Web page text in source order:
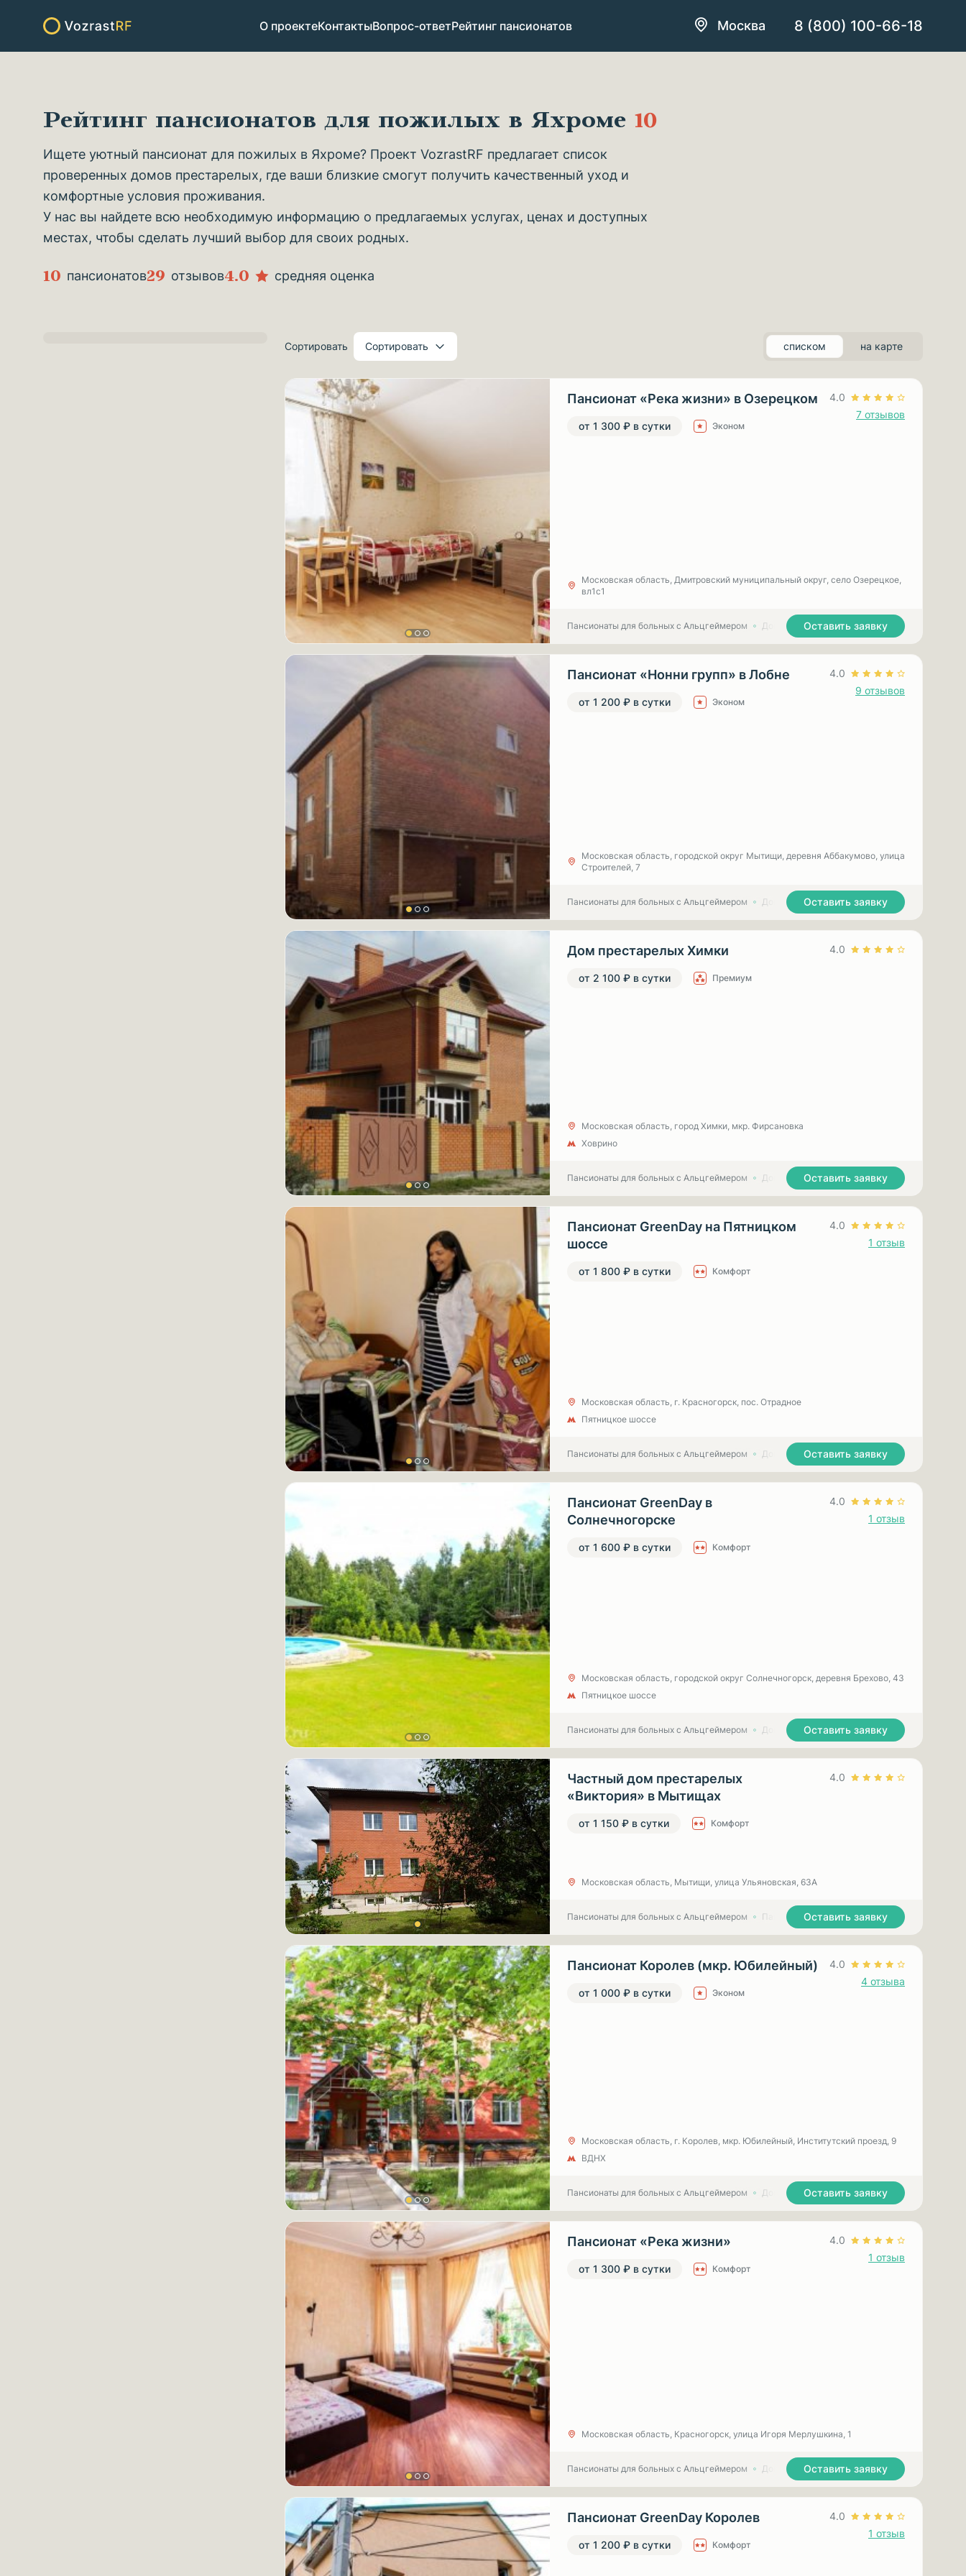
О проектеКонтактыВопрос-ответРейтинг пансионатов Москва 8 (800) 100-66-18
Рейтинг пансионатов для пожилых в Яхроме 10
Ищете уютный пансионат для пожилых в Яхроме? Проект VozrastRF предлагает список
проверенных домов престарелых, где ваши близкие смогут получить качественный уход и
комфортные условия проживания.
У нас вы найдете всю необходимую информацию о предлагаемых услугах, ценах и доступных
местах, чтобы сделать лучший выбор для своих родных.
10 пансионатов29 отзывов4.0 средняя оценка
Сортировать Сортировать списком на карте
Пансионат «Река жизни» в Озерецком
4.0
7 отзывов
от 1 300 ₽ в сутки
Эконом
Московская область, Дмитровский муниципальный округ, село Озерецкое,
вл1с1
Пансионаты для больных с Альцгеймером Дома престарелых для больных с Паркинсоном
Оставить заявку
Пансионат «Нонни групп» в Лобне
4.0
9 отзывов
от 1 200 ₽ в сутки
Эконом
Московская область, городской округ Мытищи, деревня Аббакумово, улица
Строителей, 7
Пансионаты для больных с Альцгеймером Дома престарелых для больных с Паркинсоном
Оставить заявку
Дом престарелых Химки 4.0
от 2 100 ₽ в сутки Премиум
Московская область, город Химки, мкр. Фирсановка
Ховрино
Пансионаты для больных с Альцгеймером Дома престарелых для больных с Паркинсоном
Оставить заявку
Пансионат GreenDay на Пятницком
шоссе
4.0
1 отзыв
от 1 800 ₽ в сутки Комфорт
Московская область, г. Красногорск, пос. Отрадное
Пятницкое шоссе
Пансионаты для больных с Альцгеймером Дома престарелых для больных с Паркинсоном
Оставить заявку
Пансионат GreenDay в
Солнечногорске
4.0
1 отзыв
от 1 600 ₽ в сутки Комфорт
Московская область, городской округ Солнечногорск, деревня Брехово, 43
Пятницкое шоссе
Пансионаты для больных с Альцгеймером Дома престарелых для больных с Паркинсоном
Оставить заявку
Частный дом престарелых
«Виктория» в Мытищах
4.0
от 1 150 ₽ в сутки Комфорт
Московская область, Мытищи, улица Ульяновская, 63А
Пансионаты для больных с Альцгеймером Пансионаты для пожилых с деменцией
Оставить заявку
Пансионат Королев (мкр. Юбилейный)
4.0
4 отзыва
от 1 000 ₽ в сутки
Эконом
Московская область, г. Королев, мкр. Юбилейный, Институтский проезд, 9
ВДНХ
Пансионаты для больных с Альцгеймером Дома престарелых для больных с Паркинсоном
Оставить заявку
Пансионат «Река жизни»
4.0
1 отзыв
от 1 300 ₽ в сутки
Комфорт
Московская область, Красногорск, улица Игоря Мерлушкина, 1
Пансионаты для больных с Альцгеймером Дома престарелых для больных с Паркинсоном
Оставить заявку
Пансионат GreenDay Королев
4.0
1 отзыв
от 1 200 ₽ в сутки
Комфорт